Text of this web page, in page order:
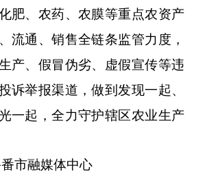
肥、农药、农膜等重点农资产
流通、销售全链条监管力度，
产、假冒伪劣、虚假宣传等违
诉举报渠道，做到发现一起、
一起，全力守护辖区农业生产
融媒体中心